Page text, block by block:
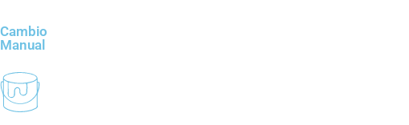
Cambio
Manual